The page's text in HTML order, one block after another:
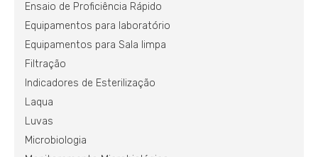
Ensaio de Proficiência Rápido
Equipamentos para laboratório
Equipamentos para Sala limpa
Filtração
Indicadores de Esterilização
Laqua
Luvas
Microbiologia